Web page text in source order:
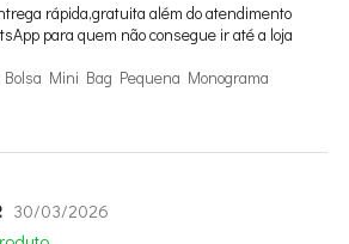
rápida,gratuita além do atendimento
para quem não consegue ir até a loja
Mini Bag Pequena Monograma
30/03/2026